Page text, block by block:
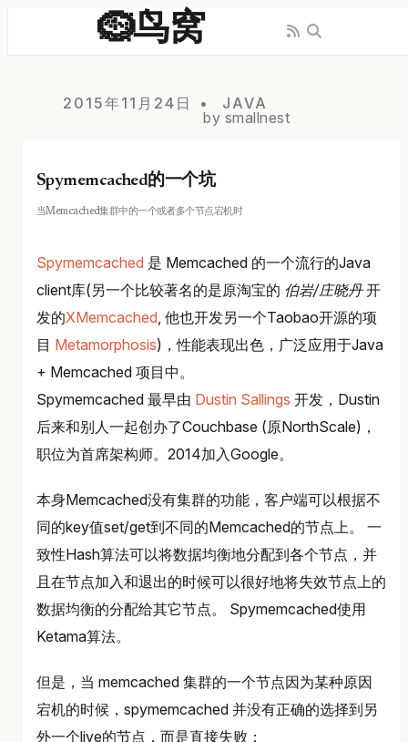
🪹鸟窝
2015年11月24日
JAVA
by smallnest
Spymemcached的一个坑
当Memcached集群中的一个或者多个节点宕机时
Spymemcached 是 Memcached 的一个流行的Java
client库(另一个比较著名的是原淘宝的 伯岩/庄晓丹开
发的XMemcached, 他也开发另一个Taobao开源的项
目 Metamorphosis)，性能表现出色，广泛应用于Java
+ Memcached 项目中。
Spymemcached 最早由 Dustin Sallings 开发，Dustin
后来和别人一起创办了Couchbase (原NorthScale)，
职位为首席架构师。2014加入Google。
本身Memcached没有集群的功能，客户端可以根据不
同的key值set/get到不同的Memcached的节点上。 一
致性Hash算法可以将数据均衡地分配到各个节点，并
且在节点加入和退出的时候可以很好地将失效节点上的
数据均衡的分配给其它节点。 Spymemcached使用
Ketama算法。
但是，当 memcached 集群的一个节点因为某种原因
宕机的时候，spymemcached 并没有正确的选择到另
外一个live的节点，而是直接失败：